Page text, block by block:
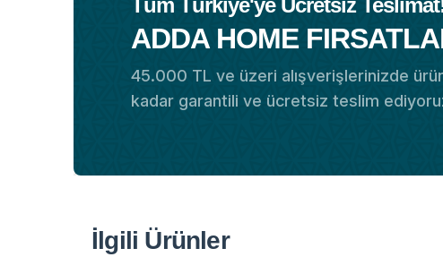
Tüm Türkiye'ye Ücretsiz
ADDA HOME
45.000 TL ve üzeri alışverişlerinizde
kadar garantili ve ücretsiz teslim
İlgili Ürünler